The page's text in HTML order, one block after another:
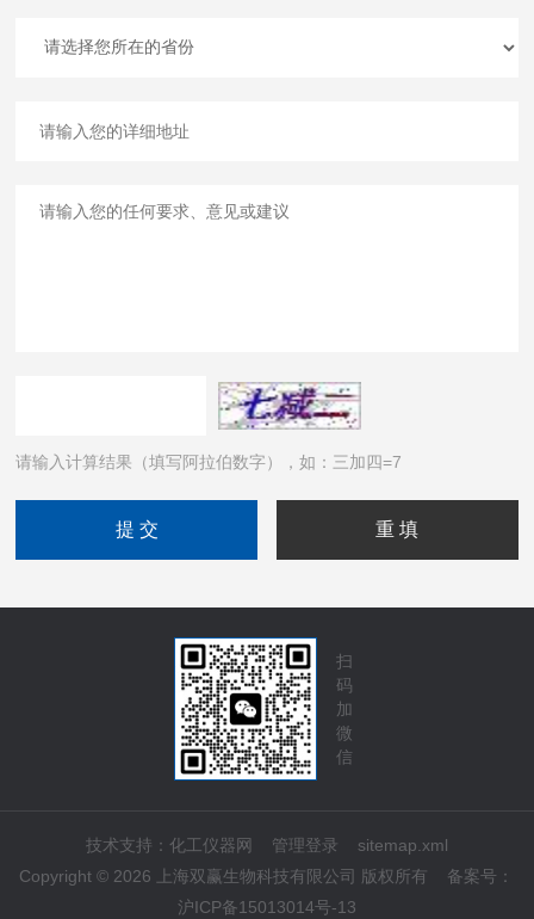
请输入计算结果（填写阿拉伯数字），如：三加四=7
扫
码
加
微
信
技术支持： 化工仪器网 管理登录
sitemap.xml
Copyright © 2026 上海双赢生物科技有限公司 版权所有 备案号：
沪ICP备15013014号-13